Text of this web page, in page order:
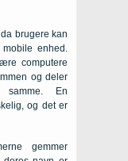
brugere kan
enhed.
computere
og deler
En
og det er
gemmer